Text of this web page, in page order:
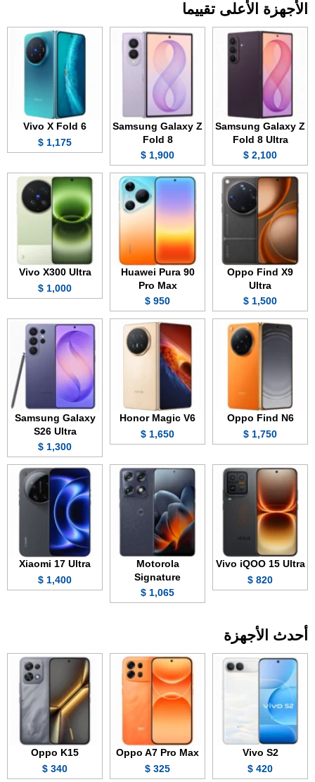
الأجهزة الأعلى تقييما
Samsung Galaxy Z
Fold 8 Ultra
2,100 $
Samsung Galaxy Z
Fold 8
1,900 $
Vivo X Fold 6
1,175 $
Oppo Find X9
Ultra
1,500 $
Huawei Pura 90
Pro Max
950 $
Vivo X300 Ultra
1,000 $
Oppo Find N6
1,750 $
Honor Magic V6
1,650 $
Samsung Galaxy
S26 Ultra
1,300 $
Vivo iQOO 15 Ultra
820 $
Motorola
Signature
1,065 $
Xiaomi 17 Ultra
1,400 $
أحدث الأجهزة
Vivo S2
420 $
Oppo A7 Pro Max
325 $
Oppo K15
340 $